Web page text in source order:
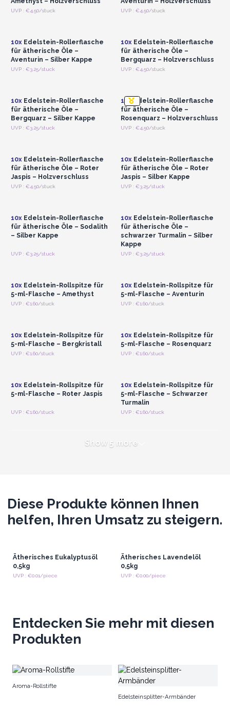
UVP : €4.50/stuck UVP : €4.50/stuck
Anmelden oder
10xEdelstein-Rollerflasche
für ätherische Öle –
Aventurin – Silber Kappe
UVP : €3.25/stuck
Anmelden oder
10xEdelstein-Rollerflasche
für ätherische Öle –
Bergquarz – Holzverschluss
UVP : €4.50/stuck
Anmelden oder
10xEdelstein-Rollerflasche
für ätherische Öle –
Bergquarz – Silber Kappe
UVP : €3.25/stuck
Anmelden oder
10xEdelstein-Rollerflasche
für ätherische Öle –
Rosenquarz – Holzverschluss
UVP : €4.50/stuck
Anmelden oder
10xEdelstein-Rollerflasche
für ätherische Öle – Roter
Jaspis – Holzverschluss
UVP : €4.50/stuck
Anmelden oder
10xEdelstein-Rollerflasche
für ätherische Öle – Roter
Jaspis – Silber Kappe
UVP : €3.25/stuck
Anmelden oder
10xEdelstein-Rollerflasche
für ätherische Öle – Sodalith
– Silber Kappe
UVP : €3.25/stuck
Anmelden oder
10xEdelstein-Rollerflasche
für ätherische Öle –
schwarzer Turmalin – Silber
Kappe
UVP : €3.25/stuck
Anmelden oder
10xEdelstein-Rollspitze für
5-ml-Flasche – Amethyst
UVP : €1.60/stuck
Anmelden oder
10xEdelstein-Rollspitze für
5-ml-Flasche – Aventurin
UVP : €1.60/stuck
Anmelden oder
10xEdelstein-Rollspitze für
5-ml-Flasche – Bergkristall
UVP : €1.60/stuck
Anmelden oder
10xEdelstein-Rollspitze für
5-ml-Flasche – Rosenquarz
UVP : €1.60/stuck
Anmelden oder
10xEdelstein-Rollspitze für
5-ml-Flasche – Roter Jaspis
UVP : €1.60/stuck
Anmelden oder
10xEdelstein-Rollspitze für
5-ml-Flasche – Schwarzer
Turmalin
UVP : €1.60/stuck
Show 5 more
Diese Produkte können Ihnen
helfen, Ihren Umsatz zu steigern.
Ätherisches Eukalyptusöl
0,5kg
UVP : €0.01/piece
Ätherisches Lavendelöl
0,5kg
UVP : €0.00/piece
Entdecken Sie mehr mit diesen
Produkten
Aroma-Rollstifte
Edelsteinsplitter-Armbänder